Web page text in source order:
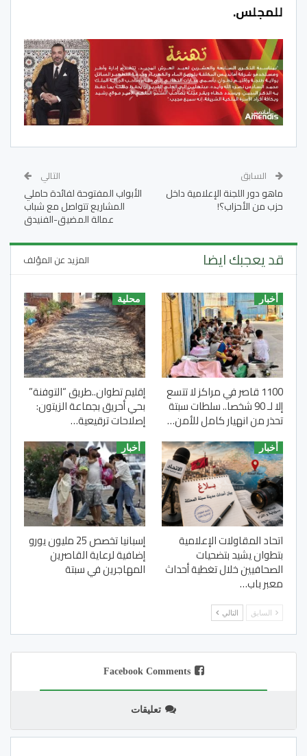
للمجلس.
السابق
ماهو دور اللجنة الإعلامية داخل
حزب من الأحزاب؟!
التالي
الأبواب المفتوحة لفائدة حاملي
المشاريع تتواصل مع شباب
عمالة المضيق-الفنيدق
قد يعجبك ايضا المزيد عن المؤلف
أخبار
1100 قاصر في مراكز لا تتسع
إلا لـ 90 شخصا.. سلطات سبتة
تحذر من انهيار كامل للأمن…
محلية
إقليم تطوان..طريق “التوفنة”
بحي أحريق بجماعة الزيتون:
إصلاحات ترقيعية…
أخبار
اتحاد المقاولات الإعلامية
بتطوان يشيد بتضحيات
الصحافيين خلال تغطية أحداث
معبر باب…
أخبار
إسبانيا تخصص 25 مليون يورو
إضافية لرعاية القاصرين
المهاجرين في سبتة
السابق التالي
Facebook Comments
تعليقات